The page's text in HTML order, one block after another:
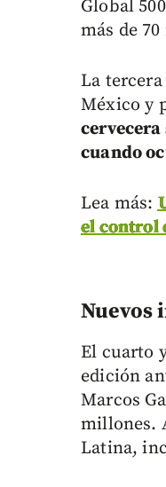
Global
más de
La
México y
cervecera
cuando
Lea más:
el control
Nuevos
El cuarto
edición
Marcos
millones.
Latina,